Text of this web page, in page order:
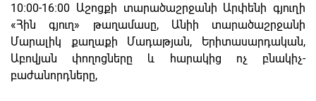
10։00-16։00 Աշոցքի տարածաշրջանի Արփենի գյուղի
«Հին գյուղ» թաղամասը, Անիի տարածաշրջանի
Մարալիկ քաղաքի Մադաթյան, Երիտասարդական,
Աբովյան փողոցները և հարակից ոչ բնակիչ-
բաժանորդները,